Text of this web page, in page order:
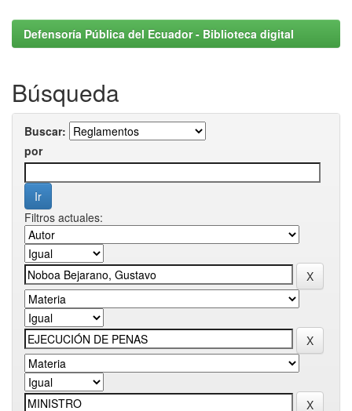
Defensoría Pública del Ecuador - Biblioteca digital
Búsqueda
Buscar:
por
Filtros actuales: